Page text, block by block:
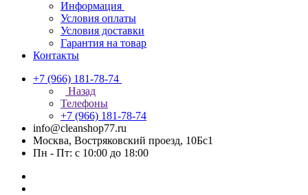
Информация
Условия оплаты
Условия доставки
Гарантия на товар
Контакты
+7 (966) 181-78-74
Назад
Телефоны
+7 (966) 181-78-74
info@cleanshop77.ru
Москва, Востряковский проезд, 10Бс1
Пн - Пт: с 10:00 до 18:00